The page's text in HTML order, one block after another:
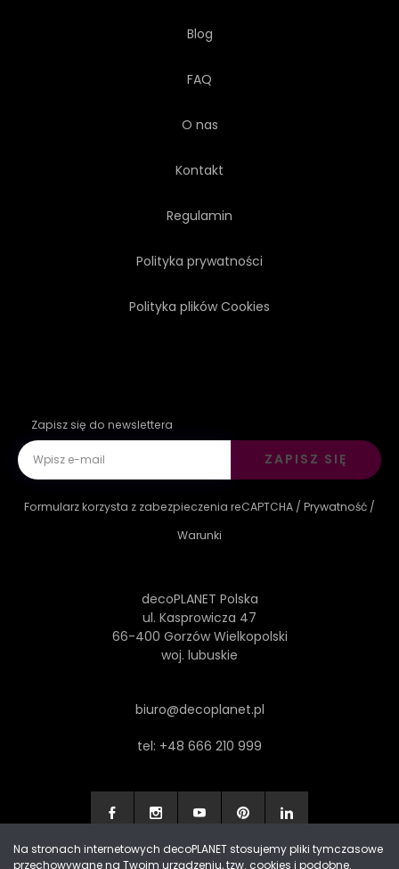
Blog
FAQ
O nas
Kontakt
Regulamin
Polityka prywatności
Polityka plików Cookies
Zapisz się do newslettera
ZAPISZ SIĘ
Formularz korzysta z zabezpieczenia reCAPTCHA / Prywatność /
Warunki
decoPLANET Polska
ul. Kasprowicza 47
66-400 Gorzów Wielkopolski
woj. lubuskie
biuro@decoplanet.pl
tel: +48 666 210 999
Na stronach internetowych decoPLANET stosujemy pliki tymczasowe
przechowywane na Twoim urządzeniu, tzw. cookies i podobne.